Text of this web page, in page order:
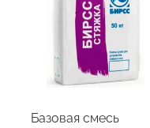
Базовая смесь